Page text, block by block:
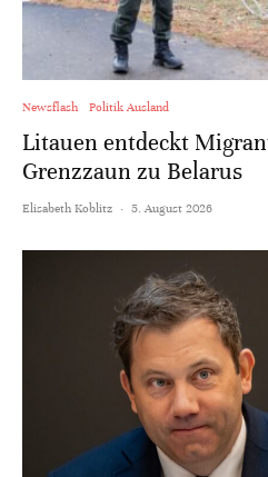
Newsflash Politik Ausland
Litauen entdeckt
Grenzzaun zu Belarus
Elisabeth Koblitz · 5. August 2026